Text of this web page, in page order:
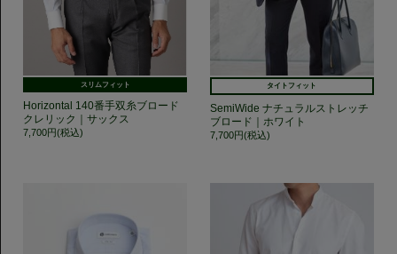
スリムフィット
Horizontal 140番手双糸ブロード
クレリック｜サックス
7,700円(税込)
タイトフィット
SemiWide ナチュラルストレッチ
ブロード｜ホワイト
7,700円(税込)